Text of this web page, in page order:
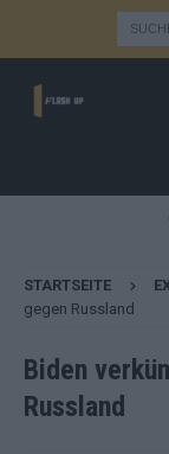
STARTSEITE
gegen Russland
Biden
Russland